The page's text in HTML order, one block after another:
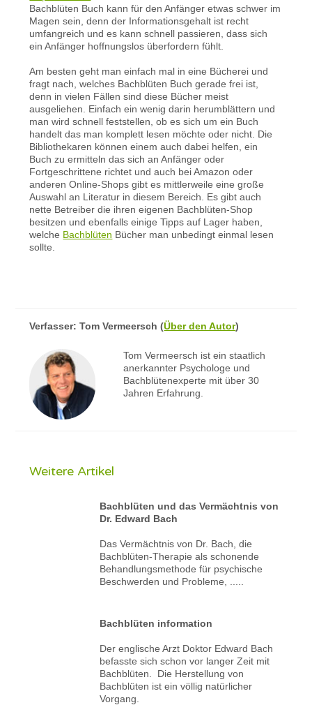
Bachblüten Buch kann für den Anfänger etwas schwer im
Magen sein, denn der Informationsgehalt ist recht
umfangreich und es kann schnell passieren, dass sich
ein Anfänger hoffnungslos überfordern fühlt.
Am besten geht man einfach mal in eine Bücherei und
fragt nach, welches Bachblüten Buch gerade frei ist,
denn in vielen Fällen sind diese Bücher meist
ausgeliehen. Einfach ein wenig darin herumblättern und
man wird schnell feststellen, ob es sich um ein Buch
handelt das man komplett lesen möchte oder nicht. Die
Bibliothekaren können einem auch dabei helfen, ein
Buch zu ermitteln das sich an Anfänger oder
Fortgeschrittene richtet und auch bei Amazon oder
anderen Online-Shops gibt es mittlerweile eine große
Auswahl an Literatur in diesem Bereich. Es gibt auch
nette Betreiber die ihren eigenen Bachblüten-Shop
besitzen und ebenfalls einige Tipps auf Lager haben,
welche Bachblüten Bücher man unbedingt einmal lesen
sollte.
Verfasser:Tom Vermeersch (Über den Autor)
Tom Vermeersch ist ein staatlich
anerkannter Psychologe und
Bachblütenexperte mit über 30
Jahren Erfahrung.
Weitere Artikel
Bachblüten und das Vermächtnis von
Dr. Edward Bach
Das Vermächtnis von Dr. Bach, die
Bachblüten-Therapie als schonende
Behandlungsmethode für psychische
Beschwerden und Probleme, .....
Bachblüten information
Der englische Arzt Doktor Edward Bach
befasste sich schon vor langer Zeit mit
Bachblüten. Die Herstellung von
Bachblüten ist ein völlig natürlicher
Vorgang.